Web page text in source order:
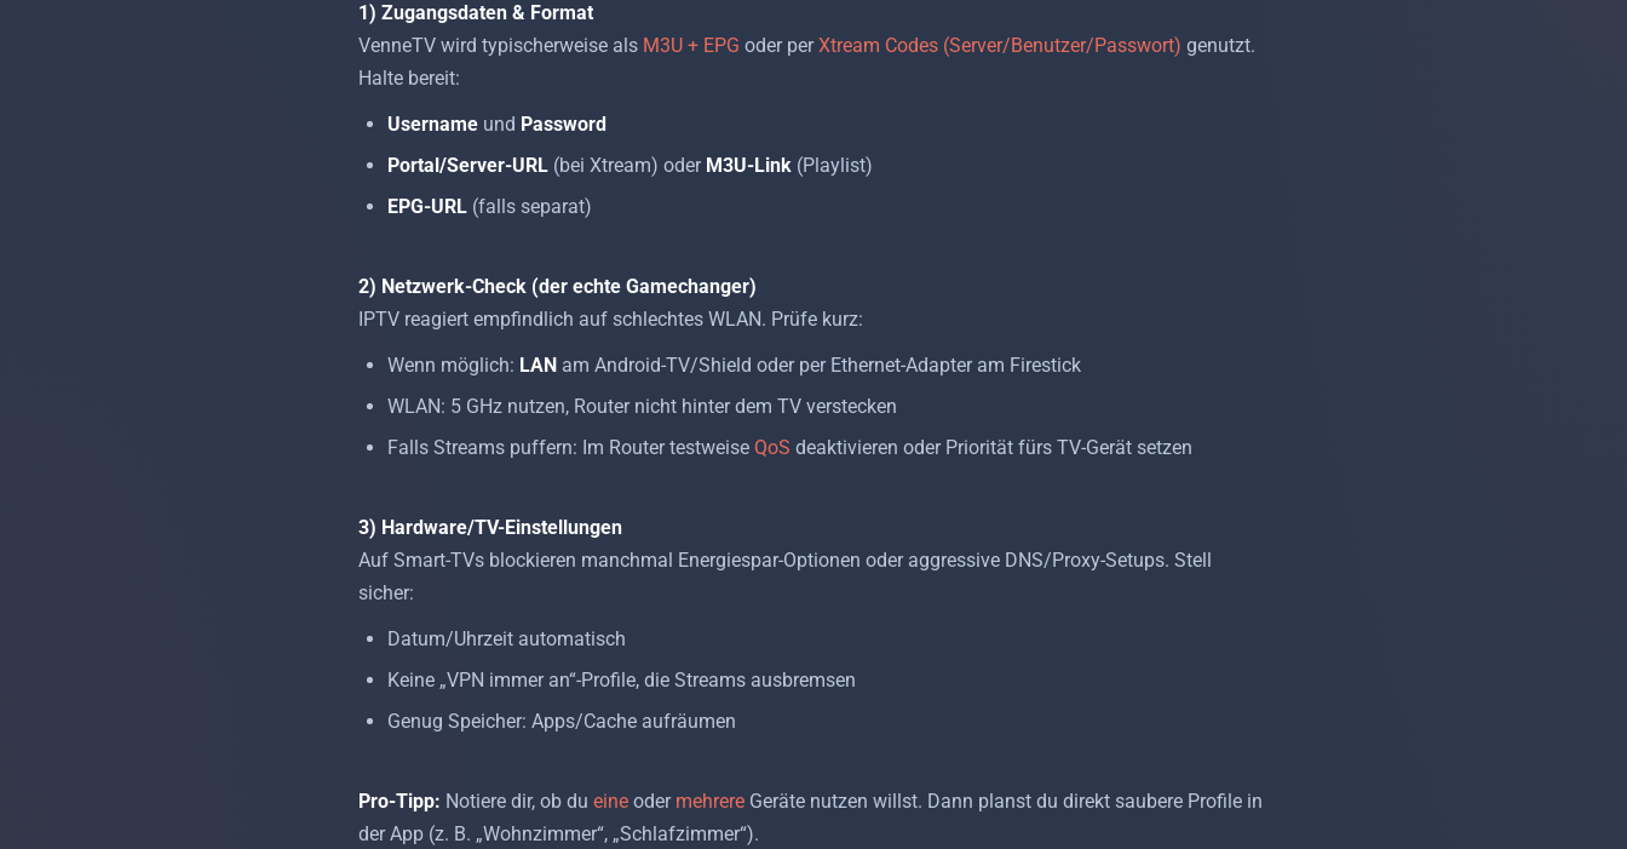
1) Zugangsdaten & Format
VenneTV wird typischerweise als M3U + EPG oder perXtream Codes (Server/Benutzer/Passwort) genutzt.
Halte bereit:
Username und Password
Portal/Server-URL (bei Xtream) oder M3U-Link (Playlist)
EPG-URL (falls separat)
2) Netzwerk-Check (der echte Gamechanger)
IPTV reagiert empfindlich auf schlechtes WLAN. Prüfe kurz:
Wenn möglich: LAN am Android-TV/Shield oder per Ethernet-Adapter am Firestick
WLAN: 5 GHz nutzen, Router nicht hinter dem TV verstecken
Falls Streams puffern: Im Router testweise QoS deaktivieren oder Priorität fürs TV-Gerät setzen
3) Hardware/TV-Einstellungen
Auf Smart-TVs blockieren manchmal Energiespar-Optionen oder aggressive DNS/Proxy-Setups. Stell
sicher:
Datum/Uhrzeit automatisch
Keine „VPN immer an“-Profile, die Streams ausbremsen
Genug Speicher: Apps/Cache aufräumen
Pro-Tipp: Notiere dir, ob du eine oder mehrere Geräte nutzen willst. Dann planst du direkt saubere Profile in
der App (z. B. „Wohnzimmer“, „Schlafzimmer“).